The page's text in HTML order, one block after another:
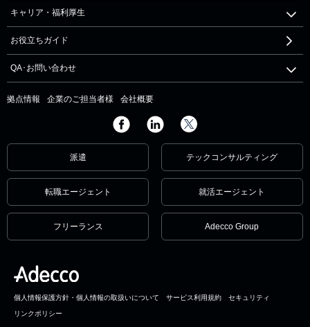
キャリア・福利厚生
お役立ちガイド
QA･お問い合わせ
拠点情報 企業のご担当者様 会社概要
派遣 テックコンサルティング
転職エージェント 就活エージェント
フリーランス Adecco Group
個人情報保護方針・個人情報の取扱いについて サービス利用規約 セキュリティ
リンクポリシー